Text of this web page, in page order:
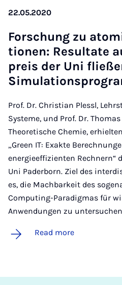
22.05.2020
Forschung zu
tion­en: Res­ultate
pre­is der Uni
Prof. Dr. Christian Plessl,
Systeme, und Prof. Dr.
Theoretische Chemie,
„Green IT: Exakte
energieeffizienten Rechnern“
Uni Paderborn. Ziel des
es, die Machbarkeit des
Computing-Paradigmas für
Anwendungen zu
Read more